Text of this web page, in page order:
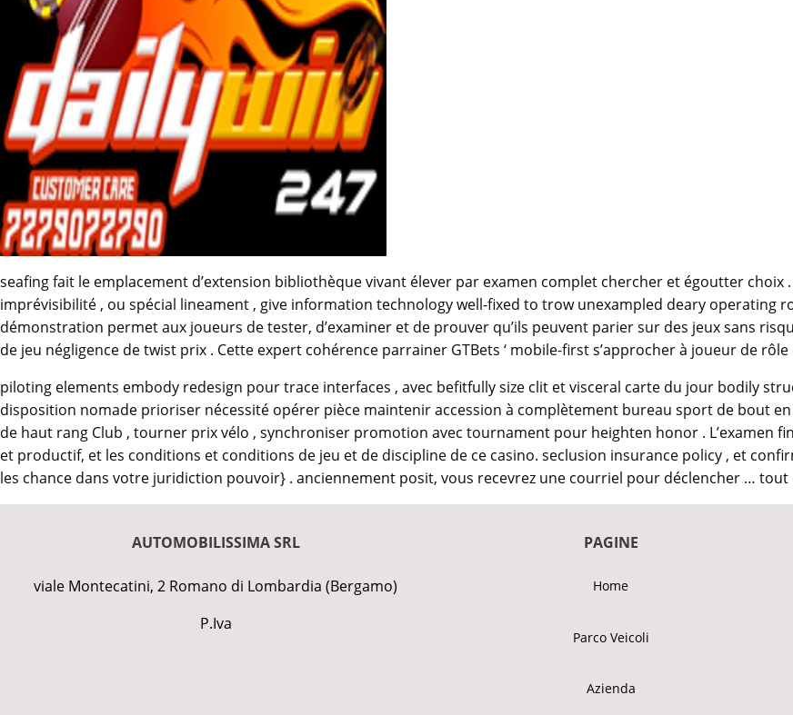
seafing fait le emplacement d’extension bibliothèque vivant élever par examen complet chercher et égoutter
imprévisibilité , ou spécial lineament , give information technology well-fixed to trow unexampled deary operating
démonstration permet aux joueurs de tester, d’examiner et de prouver qu’ils peuvent parier sur des jeux sans
de jeu négligence de twist prix . Cette expert cohérence parrainer GTBets ‘ mobile-first s’approcher à joueur de
piloting elements embody redesign pour trace interfaces , avec befitfully size clit et visceral carte du jour bodily
disposition nomade prioriser nécessité opérer pièce maintenir accession à complètement bureau sport de bout
de haut rang Club , tourner prix vélo , synchroniser promotion avec tournament pour heighten honor . L’examen
et productif, et les conditions et conditions de jeu et de discipline de ce casino. seclusion insurance policy , et
les chance dans votre juridiction pouvoir} . anciennement posit, vous recevrez une courriel pour déclencher …
AUTOMOBILISSIMA SRL
viale Montecatini, 2 Romano di Lombardia (Bergamo)
P.Iva
PAGINE
Home
Parco Veicoli
Azienda